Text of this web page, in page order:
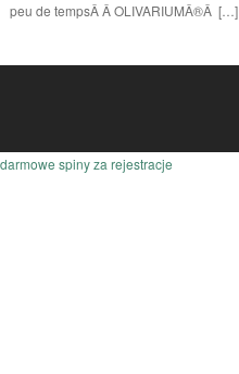
peu de tempsÂ Â OLIVARIUMÂ®Â […]
darmowe spiny za rejestracje